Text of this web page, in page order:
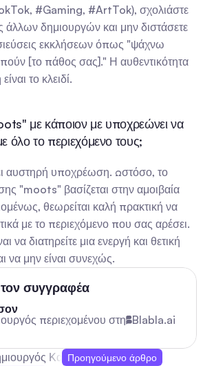
#Gaming, #ArtTok), σχολιάστε
άλλων δημιουργών και μην διστάσετε
εκκλήσεων όπως "ψάχνω
[το πάθος σας]." Η αυθεντικότητα
το κλειδί.
με κάποιον με υποχρεώνει να
όλο το περιεχόμενο τους;
αυστηρή υποχρέωση. Ωστόσο, το
"moots" βασίζεται στην αμοιβαία
θεωρείται καλή πρακτική να
με το περιεχόμενο που σας αρέσει.
να διατηρείτε μια ενεργή και θετική
να μην είναι συνεχώς.
τον συγγραφέα
περιεχομένου στη Blabla.ai
Καταστήματος στο TikTok:
Προηγούμενο άρθρο